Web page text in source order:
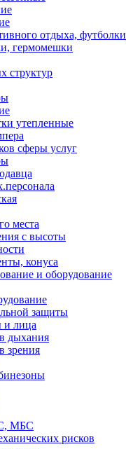
отдыха, футболки
гермомешки
структур
утепленные
сферы услуг
места
с высоты
конуса
и оборудование
защиты
и лица
дыхания
зрения
МБС
рисков